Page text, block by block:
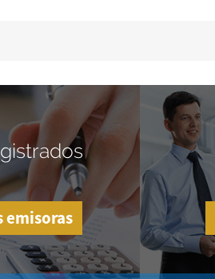
emisoras